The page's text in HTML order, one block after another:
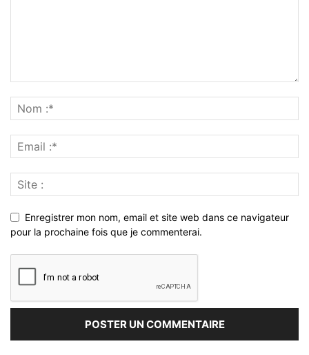
Enregistrer mon nom, email et site web dans ce navigateur
pour la prochaine fois que je commenterai.